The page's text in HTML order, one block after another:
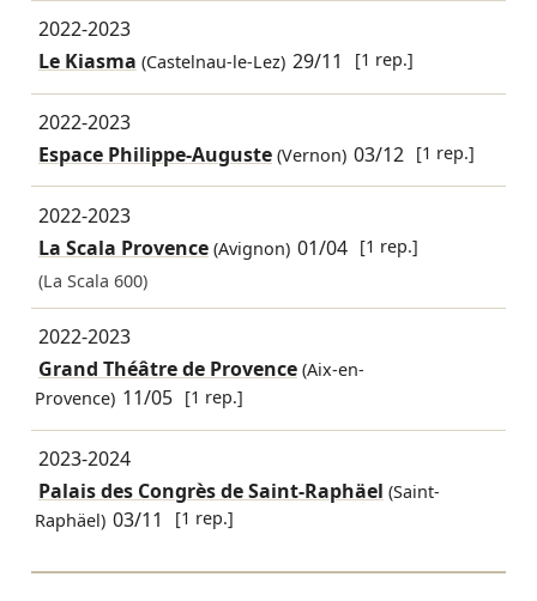
2022-2023
Le Kiasma (Castelnau-le-Lez) 29/11 [1 rep.]
2022-2023
Espace Philippe-Auguste(Vernon) 03/12 [1 rep.]
2022-2023
La Scala Provence(Avignon) 01/04 [1 rep.]
(La Scala 600)
2022-2023
Grand Théâtre de Provence(Aix-en-
Provence) 11/05 [1 rep.]
2023-2024
Palais des Congrès de Saint-Raphäel (Saint-
Raphäel) 03/11 [1 rep.]